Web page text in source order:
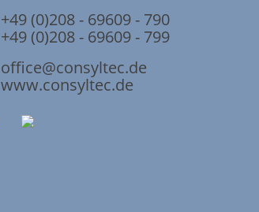
+49 (0)208 - 69609 - 790
+49 (0)208 - 69609 - 799
office@consyltec.de
www.consyltec.de